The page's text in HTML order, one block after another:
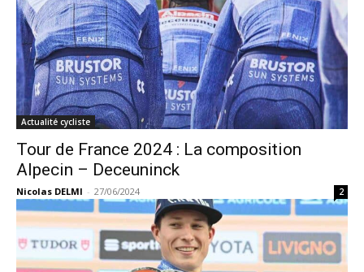
Actualité cycliste
Tour de France 2024 : La composition
Alpecin – Deceuninck
Nicolas DELMI - 27/06/2024 2